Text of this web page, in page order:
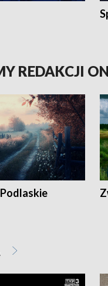
REDAKCJI